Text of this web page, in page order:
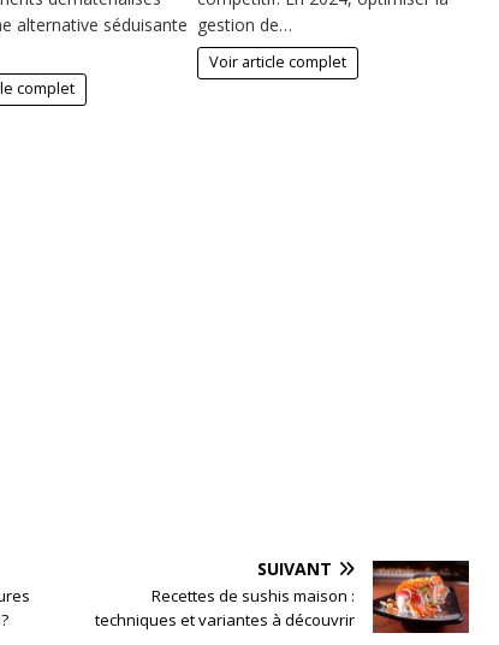
alternative séduisante
complet
gestion de…
Voir article complet
SUIVANT
Recettes de sushis maison :
techniques et variantes à découvrir